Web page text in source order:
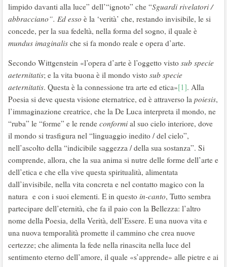
limpido davanti alla luce” dell’“ignoto” che “Sguardi rivelatori /
abbracciano”. Ed esso è la ‘verità’ che, restando invisibile, le si
concede, per la sua fedeltà, nella forma del sogno, il quale è
mundus imaginalis che si fa mondo reale e opera d’arte.
Secondo Wittgenstein «l’opera d’arte è l’oggetto visto sub specie
aeternitatis; e la vita buona è il mondo visto sub specie
aeternitatis. Questa è la connessione tra arte ed etica»[1]. Alla
Poesia si deve questa visione eternatrice, ed è attraverso la poiesis,
l’immaginazione creatrice, che la De Luca interpreta il mondo, ne
“ruba” le “forme” e le rende conformi al suo cielo interiore, dove
il mondo si trasfigura nel “linguaggio inedito / del cielo”,
nell’ascolto della “indicibile saggezza / della sua sostanza”. Si
comprende, allora, che la sua anima si nutre delle forme dell’arte e
dell’etica e che ella vive questa spiritualità, alimentata
dall’invisibile, nella vita concreta e nel contatto magico con la
natura e con i suoi elementi. E in questo in-canto, Tutto sembra
partecipare dell’eternità, che fa il paio con la Bellezza: l’altro
nome della Poesia, della Verità, dell’Essere. E una nuova vita e
una nuova temporalità promette il cammino che crea nuove
certezze; che alimenta la fede nella rinascita nella luce del
sentimento eterno dell’amore, il quale «s’apprende» alle pietre e ai